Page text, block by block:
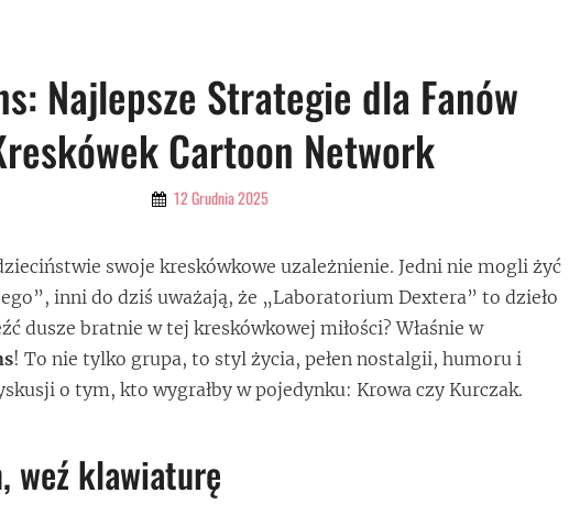
Najlepsze Strategie dla Fanów
Cartoon Network
By 12 Grudnia 2025
swoje kreskówkowe uzależnienie. Jedni nie mogli żyć
inni do dziś uważają, że „Laboratorium Dextera” to dzieło
dusze bratnie w tej kreskówkowej miłości? Właśnie w
! To nie tylko grupa, to styl życia, pełen nostalgii, humoru i
o tym, kto wygrałby w pojedynku: Krowa czy Kurczak.
weź klawiaturę